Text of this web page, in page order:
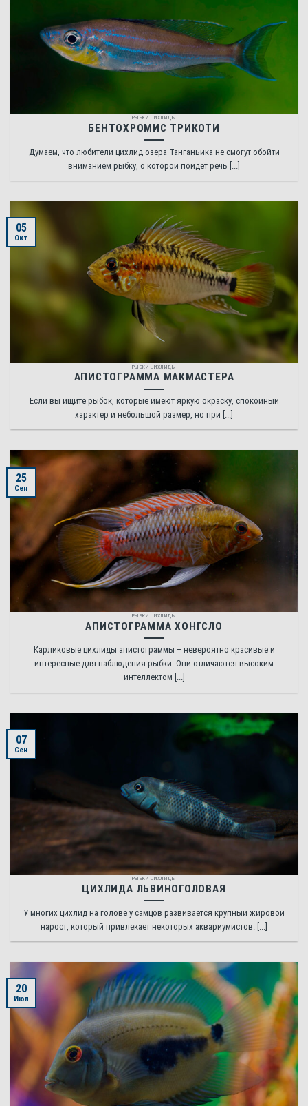
РЫБКИ ЦИХЛИДЫ
БЕНТОХРОМИС ТРИКОТИ
Думаем, что любители цихлид озера Танганьика не смогут обойти
вниманием рыбку, о которой пойдет речь [...]
РЫБКИ ЦИХЛИДЫ
АПИСТОГРАММА МАКМАСТЕРА
Если вы ищите рыбок, которые имеют яркую окраску, спокойный
характер и небольшой размер, но при [...]
05
Окт
РЫБКИ ЦИХЛИДЫ
АПИСТОГРАММА ХОНГСЛО
Карликовые цихлиды апистограммы – невероятно красивые и
интересные для наблюдения рыбки. Они отличаются высоким
интеллектом [...]
25
Сен
РЫБКИ ЦИХЛИДЫ
ЦИХЛИДА ЛЬВИНОГОЛОВАЯ
У многих цихлид на голове у самцов развивается крупный жировой
нарост, который привлекает некоторых аквариумистов. [...]
07
Сен
20
Июл